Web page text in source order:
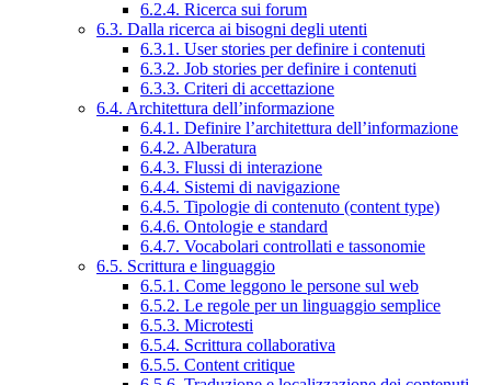
6.2.4. Ricerca sui forum
6.3. Dalla ricerca ai bisogni degli utenti
6.3.1. User stories per definire i contenuti
6.3.2. Job stories per definire i contenuti
6.3.3. Criteri di accettazione
6.4. Architettura dell’informazione
6.4.1. Definire l’architettura dell’informazione
6.4.2. Alberatura
6.4.3. Flussi di interazione
6.4.4. Sistemi di navigazione
6.4.5. Tipologie di contenuto (content type)
6.4.6. Ontologie e standard
6.4.7. Vocabolari controllati e tassonomie
6.5. Scrittura e linguaggio
6.5.1. Come leggono le persone sul web
6.5.2. Le regole per un linguaggio semplice
6.5.3. Microtesti
6.5.4. Scrittura collaborativa
6.5.5. Content critique